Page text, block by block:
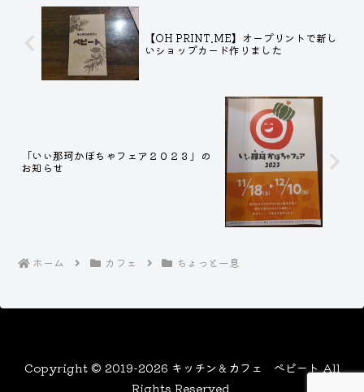
【OH PRINT.ME】オープリントで新し
いショップカード作りました
「いぃ那珂かぼちゃフェア２０２３」の
お知らせ
ホーム カフェ ちょっと一息
Copyright © 2019-2026 キッチン＆カフェ ぺピート All
Rights Reserved.